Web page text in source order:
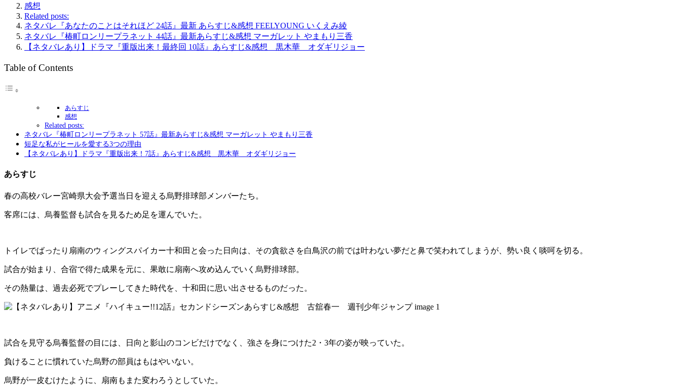
感想
Related posts:
ネタバレ『あなたのことはそれほど 24話』最新 あらすじ&感想 FEELYOUNG いくえみ綾
ネタバレ『椿町ロンリープラネット 44話』最新あらすじ&感想 マーガレット やまもり三香
【ネタバレあり】ドラマ『重版出来！最終回 10話』あらすじ&感想 黒木華 オダギリジョー
Table of Contents
あらすじ
感想
Related posts:
ネタバレ『椿町ロンリープラネット 57話』最新あらすじ&感想 マーガレット やまもり三香
短足な私がヒールを愛する3つの理由
【ネタバレあり】ドラマ『重版出来！7話』あらすじ&感想 黒木華 オダギリジョー
あらすじ
春の高校バレー宮崎県大会予選当日を迎える烏野排球部メンバーたち。
客席には、烏養監督も試合を見るため足を運んでいた。
トイレでばったり扇南のウィングスパイカー十和田と会った日向は、その貪欲さを白鳥沢の前では叶わない夢だと鼻で笑われてしまうが、勢い良く啖呵を切る。
試合が始まり、合宿で得た成果を元に、果敢に扇南へ攻め込んでいく烏野排球部。
その熱量は、過去必死でプレーしてきた時代を、十和田に思い出させるものだった。
試合を見守る烏養監督の目には、日向と影山のコンビだけでなく、強さを身につけた2・3年の姿が映っていた。
負けることに慣れていた烏野の部員はもはやいない。
烏野が一皮むけたように、扇南もまた変わろうとしていた。